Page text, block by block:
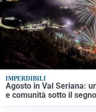
IMPERDIBILI
Agosto in Val Seriana:
e comunità sotto il